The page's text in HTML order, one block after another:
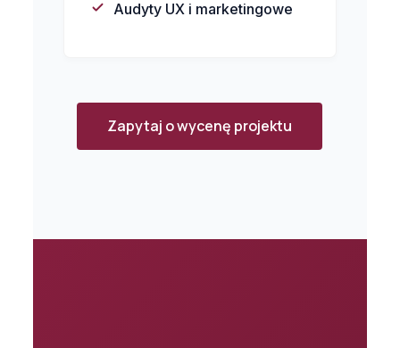
Audyty UX i marketingowe
Zapytaj o wycenę projektu